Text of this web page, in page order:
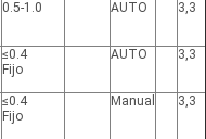
0.5-1.0 AUTO 3,3
≤0.4
Fijo
AUTO 3,3
≤0.4
Fijo
Manual 3,3